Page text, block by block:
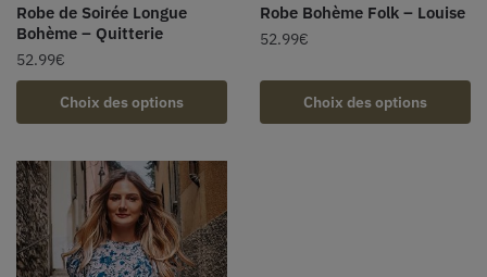
Robe de Soirée Longue
Bohème – Quitterie
52.99€
Choix des options
Robe Bohème Folk – Louise
52.99€
Choix des options